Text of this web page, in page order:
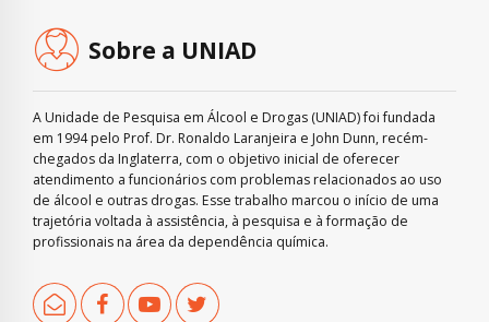
Sobre a UNIAD
A Unidade de Pesquisa em Álcool e Drogas (UNIAD) foi fundada
em 1994 pelo Prof. Dr. Ronaldo Laranjeira e John Dunn, recém-
chegados da Inglaterra, com o objetivo inicial de oferecer
atendimento a funcionários com problemas relacionados ao uso
de álcool e outras drogas. Esse trabalho marcou o início de uma
trajetória voltada à assistência, à pesquisa e à formação de
profissionais na área da dependência química.